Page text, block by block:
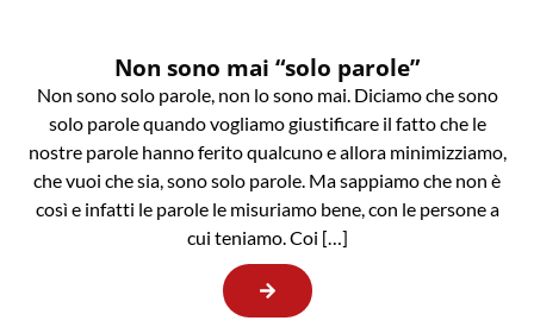
Non sono mai “solo parole”
Non sono solo parole, non lo sono mai. Diciamo che sono
solo parole quando vogliamo giustificare il fatto che le
nostre parole hanno ferito qualcuno e allora minimizziamo,
che vuoi che sia, sono solo parole. Ma sappiamo che non è
così e infatti le parole le misuriamo bene, con le persone a
cui teniamo. Coi […]